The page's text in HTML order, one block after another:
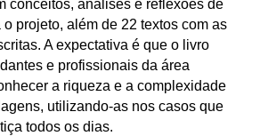
conceitos, análises e reflexões de
o projeto, além de 22 textos com as
A expectativa é que o livro
e profissionais da área
a riqueza e a complexidade
utilizando-as nos casos que
todos os dias.